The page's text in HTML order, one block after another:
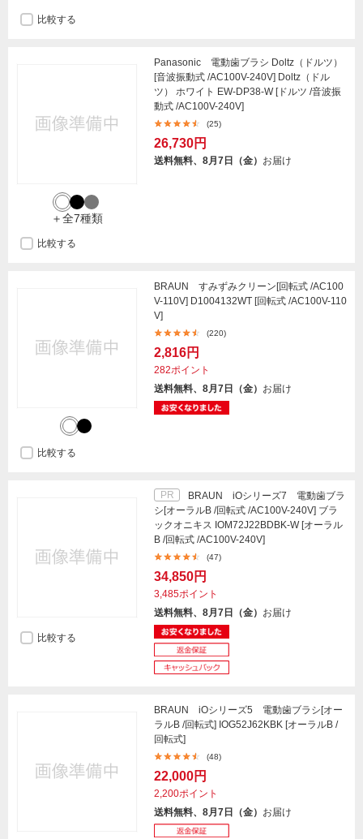
比較する
＋全7種類
Panasonic 電動歯ブラシ Doltz（ドルツ）
[音波振動式 /AC100V-240V] Doltz（ドル
ツ） ホワイト EW-DP38-W [ドルツ /音波振
動式 /AC100V-240V]
(25)
26,730円
送料無料、8月7日（金） お届け
比較する
BRAUN すみずみクリーン[回転式 /AC100
V-110V] D1004132WT [回転式 /AC100V-110
V]
(220)
2,816円
282ポイント
送料無料、8月7日（金） お届け
比較する
PR
BRAUN iOシリーズ7 電動歯ブラ
シ[オーラルB /回転式 /AC100V-240V] ブラ
ックオニキス IOM72J22BDBK-W [オーラル
B /回転式 /AC100V-240V]
(47)
34,850円
3,485ポイント
送料無料、8月7日（金） お届け
比較する
BRAUN iOシリーズ5 電動歯ブラシ[オー
ラルB /回転式] IOG52J62KBK [オーラルB /
回転式]
(48)
22,000円
2,200ポイント
送料無料、8月7日（金） お届け